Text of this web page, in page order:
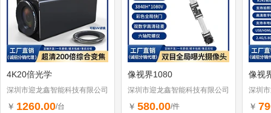
4K20倍光学
深圳市迎龙鑫智能科技有限公司
￥ 1260.00/台
像视界1080
深圳市迎龙鑫智能科技有限公司
￥ 580.00/件
像视
深圳
￥